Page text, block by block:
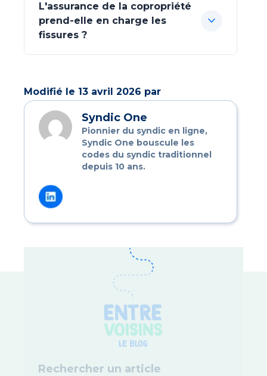
L'assurance de la copropriété
prend-elle en charge les
fissures ?
expand_more
Modifié le 13 avril 2026 par
Syndic One
Pionnier du syndic en ligne,
Syndic One bouscule les
codes du syndic traditionnel
depuis 10 ans.
Rechercher un article